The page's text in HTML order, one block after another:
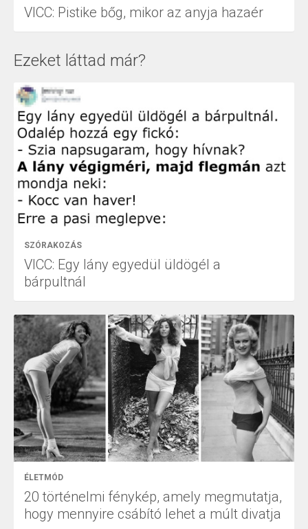
VICC: Pistike bőg, mikor az anyja hazaér
Ezeket láttad már?
SZÓRAKOZÁS
VICC: Egy lány egyedül üldögél a
bárpultnál
ÉLETMÓD
20 történelmi fénykép, amely megmutatja,
hogy mennyire csábító lehet a múlt divatja